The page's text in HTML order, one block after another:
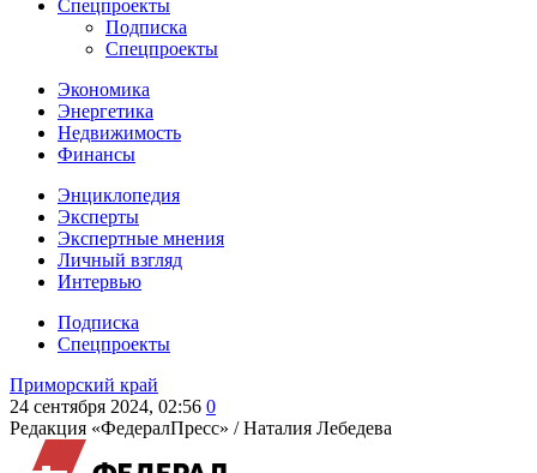
Спецпроекты
Подписка
Спецпроекты
Экономика
Энергетика
Недвижимость
Финансы
Энциклопедия
Эксперты
Экспертные мнения
Личный взгляд
Интервью
Подписка
Спецпроекты
Приморский край
24 сентября 2024, 02:56 0
Редакция «ФедералПресс» /Наталия Лебедева